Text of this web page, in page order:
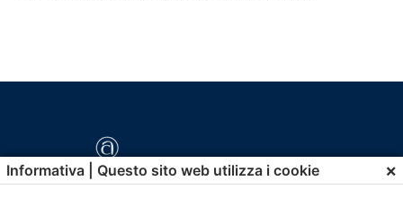
Informativa | Questo sito web utilizza i cookie ×